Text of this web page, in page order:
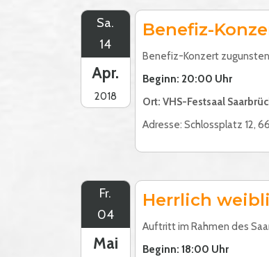
Sa.
14
Apr.
2018
Benefiz-
Benefiz-Konzert zugunsten
Beginn: 20:00 Uhr
Ort: VHS-Festsaal
Adresse: Schlossplatz 12,
Fr.
04
Mai
Herrlich
Auftritt im Rahmen des
Beginn: 18:00 Uhr